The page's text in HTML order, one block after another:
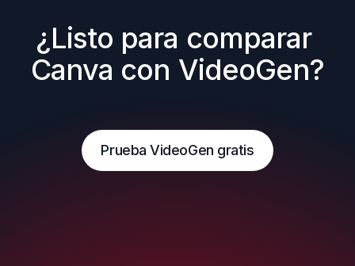
¿Listo para comparar
Canva con VideoGen?
Prueba VideoGen gratis